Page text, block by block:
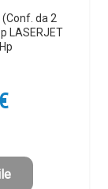
da 2
LASERJET
Il
è:
192,17 €.